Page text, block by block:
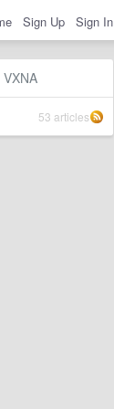
Sign Up Sign In
VXNA
53 articles